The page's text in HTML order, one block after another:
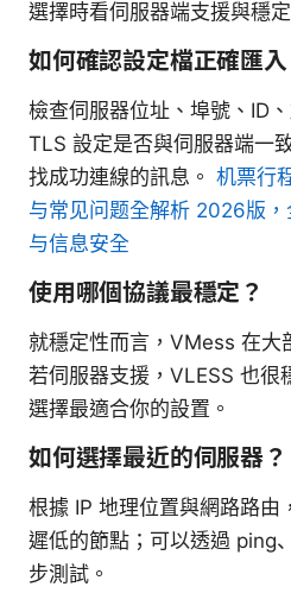
選擇時看伺服器端支援與穩定
如何確認設定檔正確匯入
檢查伺服器位址、埠號、ID
TLS 設定是否與伺服器端一
找成功連線的訊息。 机票行
与常见问题全解析 2026版
与信息安全
使用哪個協議最穩定？
就穩定性而言，VMess 在大
若伺服器支援，VLESS 也很
選擇最適合你的設置。
如何選擇最近的伺服器？
根據 IP 地理位置與網路路由
遲低的節點；可以透過 ping
步測試。